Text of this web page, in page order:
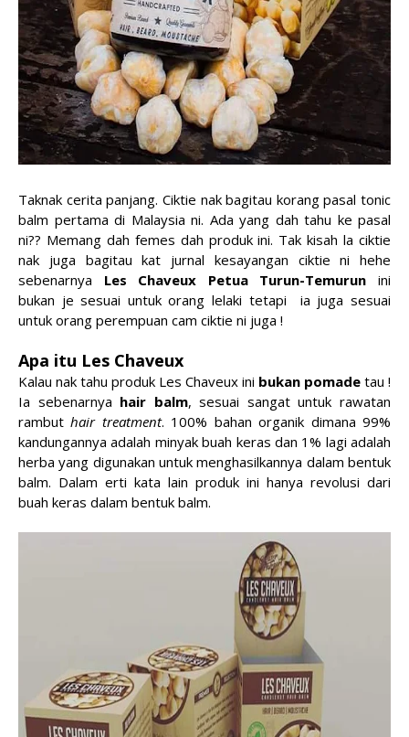
Taknak cerita panjang. Ciktie nak bagitau korang pasal tonic
balm pertama di Malaysia ni. Ada yang dah tahu ke pasal
ni?? Memang dah femes dah produk ini. Tak kisah la ciktie
nak juga bagitau kat jurnal kesayangan ciktie ni hehe
sebenarnya Les Chaveux Petua Turun-Temurunini
bukan je sesuai untuk orang lelaki tetapi ia juga sesuai
untuk orang perempuan cam ciktie ni juga !
Apa itu Les Chaveux
Kalau nak tahu produk Les Chaveux ini bukan pomade tau !
Ia sebenarnya hair balm, sesuai sangat untuk rawatan
rambuthair treatment. 100% bahan organik dimana 99%
kandungannya adalah minyak buah keras dan 1% lagi adalah
herba yang digunakan untuk menghasilkannya dalam bentuk
balm. Dalam erti kata lain produk ini hanya revolusi dari
buah keras dalam bentuk balm.